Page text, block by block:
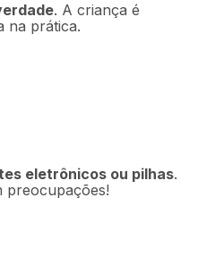
. A criança é
na prática.
eletrônicos ou pilhas.
preocupações!